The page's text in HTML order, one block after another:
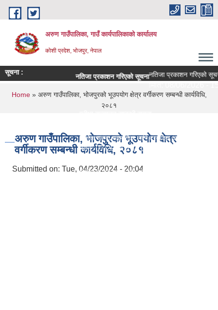
Skip to main content
अरुण गाउँपालिका, गाउँ कार्यपालिकाको कार्यालय
कोशी प्रदेश, भोजपुर, नेपाल
सूचना :
नतिजा प्रकाशन गरिएको सूचनानतिजा प्रकाशन गरिएको सूचना
शिक्षक सरुवा सहमतिका लागि दरखास्त आह्वान - श्री
मिति:07/29/2026 - 09:44
मिति:07/21/2026 - 09:10
You are here
Home» अरुण गाउँपालिका, भोजपुरको भूउपयोग क्षेत्र वर्गीकरण सम्बन्धी कार्यविधि,
२०८१
अरुण गाउँपालिका, भोजपुरको भूउपयोग क्षेत्र
वर्गीकरण सम्बन्धी कार्यविधि, २०८१
Submitted on: Tue, 04/23/2024 - 20:04